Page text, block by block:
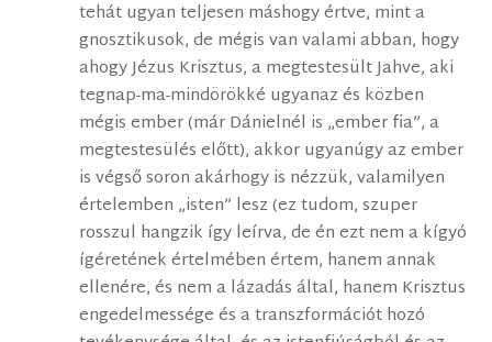
tehát ugyan teljesen máshogy értve, mint a
gnosztikusok, de mégis van valami abban, hogy
ahogy Jézus Krisztus, a megtestesült Jahve, aki
tegnap-ma-mindörökké ugyanaz és közben
mégis ember (már Dánielnél is „ember fia”, a
megtestesülés előtt), akkor ugyanúgy az ember
is végső soron akárhogy is nézzük, valamilyen
értelemben „isten” lesz (ez tudom, szuper
rosszul hangzik így leírva, de én ezt nem a kígyó
ígéretének értelmében értem, hanem annak
ellenére, és nem a lázadás által, hanem Krisztus
engedelmessége és a transzformációt hozó